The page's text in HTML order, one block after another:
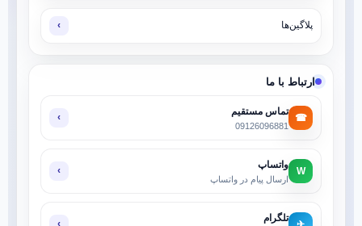
پلاگین‌ها ‹
ارتباط با ما
☎
تماس مستقیم
09126096881
‹
W
واتساپ
ارسال پیام در واتساپ
‹
تلگرام